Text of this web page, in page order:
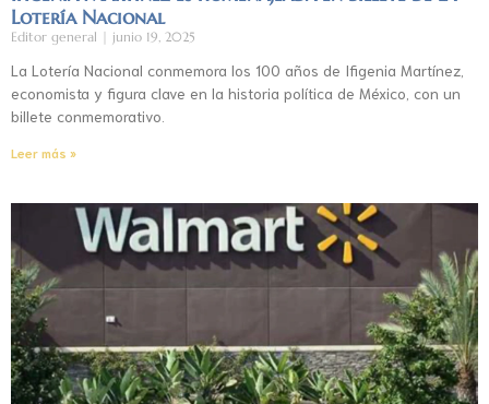
Lotería Nacional
Editor general junio 19, 2025
La Lotería Nacional conmemora los 100 años de Ifigenia Martínez,
economista y figura clave en la historia política de México, con un
billete conmemorativo.
Leer más »